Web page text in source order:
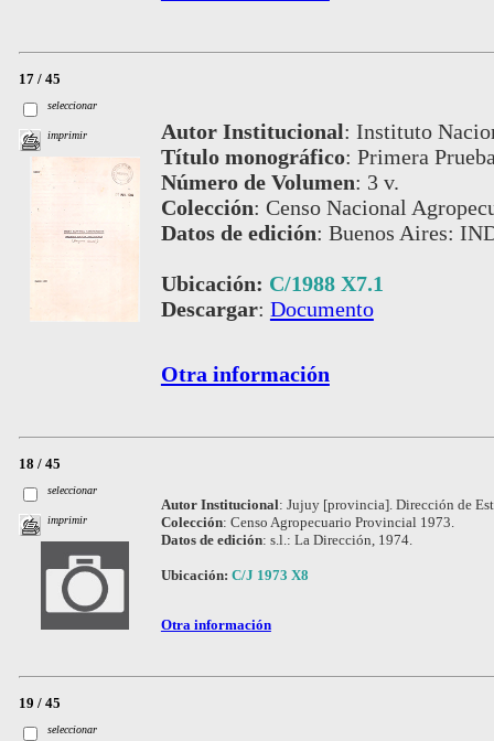
17 / 45
seleccionar
imprimir Autor Institucional: Instituto
Título monográfico: Primera
Número de Volumen: 3 v.
Colección: Censo Nacional
Datos de edición: Buenos Aires:
Ubicación: C/1988 X7.1
Descargar: Documento
Otra información
18 / 45
seleccionar
imprimir
Autor Institucional: Jujuy [provincia]. Dirección de
Colección: Censo Agropecuario Provincial 1973.
Datos de edición: s.l.: La Dirección, 1974.
Ubicación: C/J 1973 X8
Otra información
19 / 45
seleccionar